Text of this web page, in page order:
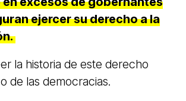
ejercer su derecho a la
la historia de este derecho
de las democracias.